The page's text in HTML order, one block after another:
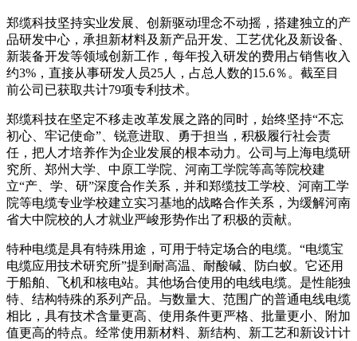
郑缆科技坚持实业发展、创新驱动理念不动摇，搭建独立的产
品研发中心，承担新材料及新产品开发、工艺优化及新设备、
新装备开发等领域创新工作，每年投入研发的费用占销售收入
约3%，直接从事研发人员25人，占总人数的15.6％。截至目
前公司已获取共计79项专利技术。
郑缆科技在坚定不移走改革发展之路的同时，始终坚持“不忘
初心、牢记使命”、锐意进取、勇于担当，积极履行社会责
任，把人才培养作为企业发展的根本动力。公司与上海电缆研
究所、郑州大学、中原工学院、河南工学院等高等院校建
立“产、学、研”深度合作关系，并和郑缆技工学校、河南工学
院等电缆专业学校建立实习基地的战略合作关系，为缓解河南
省大中院校的人才就业严峻形势作出了积极的贡献。
特种电缆是具有特殊用途，可用于特定场合的电缆。“电缆宝
电缆应用技术研究所”提到耐高温、耐酸碱、防白蚁。它还用
于船舶、飞机和核电站。其他场合使用的电线电缆。是性能独
特、结构特殊的系列产品。与数量大、范围广的普通电线电缆
相比，具有技术含量更高、使用条件更严格、批量更小、附加
值更高的特点。经常使用新材料、新结构、新工艺和新设计计